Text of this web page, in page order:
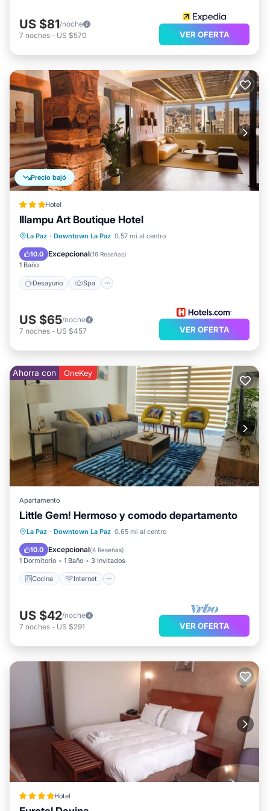
US $81/noche
7 noches - US $570 VER OFERTA
Precio bajó
Hotel
Illampu Art Boutique Hotel
La Paz · Downtown La Paz 0.57 mi al centro
10.0 Excepcional(16 Reseñas)
1 Baño
Desayuno Spa
Desayuno Spa
Balcón/Terraza
Internet
US $65/noche
7 noches - US $457 VER OFERTA
Ahorra con OneKey
Apartamento
Little Gem! Hermoso y comodo departamento
La Paz · Downtown La Paz 0.65 mi al centro
10.0 Excepcional(4 Reseñas)
1 Dormitorio 1 Baño 3 Invitados
Cocina Internet
Cocina
Internet
Se admiten mascotas
US $42/noche
7 noches - US $291 VER OFERTA
Hotel